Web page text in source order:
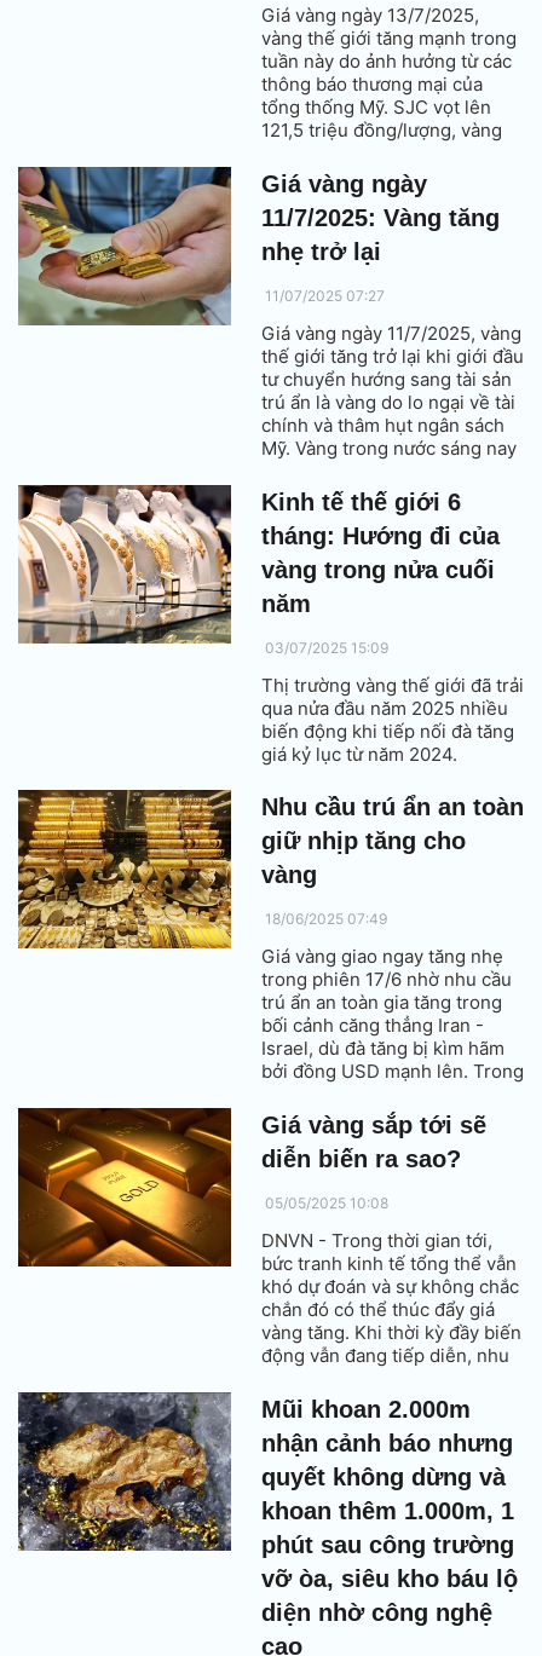
Giá vàng ngày 13/7/2025,
vàng thế giới tăng mạnh trong
tuần này do ảnh hưởng từ các
thông báo thương mại của
tổng thống Mỹ. SJC vọt lên
121,5 triệu đồng/lượng, vàng
triệu đồng.
Giá vàng ngày
11/7/2025: Vàng tăng
nhẹ trở lại
11/07/2025 07:27
Giá vàng ngày 11/7/2025, vàng
thế giới tăng trở lại khi giới đầu
tư chuyển hướng sang tài sản
trú ẩn là vàng do lo ngại về tài
chính và thâm hụt ngân sách
Mỹ. Vàng trong nước sáng nay
giảm giá trước đó.
Kinh tế thế giới 6
tháng: Hướng đi của
vàng trong nửa cuối
năm
03/07/2025 15:09
Thị trường vàng thế giới đã trải
qua nửa đầu năm 2025 nhiều
biến động khi tiếp nối đà tăng
giá kỷ lục từ năm 2024.
Nhu cầu trú ẩn an toàn
giữ nhịp tăng cho
vàng
18/06/2025 07:49
Giá vàng giao ngay tăng nhẹ
trong phiên 17/6 nhờ nhu cầu
trú ẩn an toàn gia tăng trong
bối cảnh căng thẳng Iran -
Israel, dù đà tăng bị kìm hãm
bởi đồng USD mạnh lên. Trong
mức cao nhất trong vòng 13
năm.
Giá vàng sắp tới sẽ
diễn biến ra sao?
05/05/2025 10:08
DNVN - Trong thời gian tới,
bức tranh kinh tế tổng thể vẫn
khó dự đoán và sự không chắc
chắn đó có thể thúc đẩy giá
vàng tăng. Khi thời kỳ đầy biến
động vẫn đang tiếp diễn, nhu
sản lưu trữ an toàn từ các tổ
chức, cá nhân và khu vực
chính thức có thể tăng cao
trong những tháng tới.
Mũi khoan 2.000m
nhận cảnh báo nhưng
quyết không dừng và
khoan thêm 1.000m, 1
phút sau công trường
vỡ òa, siêu kho báu lộ
diện nhờ công nghệ
cao